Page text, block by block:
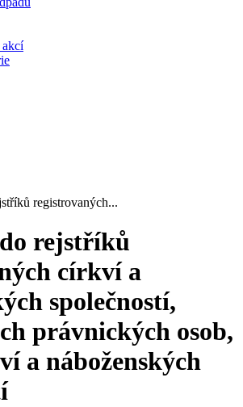
akcí
registrovaných...
rejstříků
církví a
společností,
právnických osob,
a náboženských